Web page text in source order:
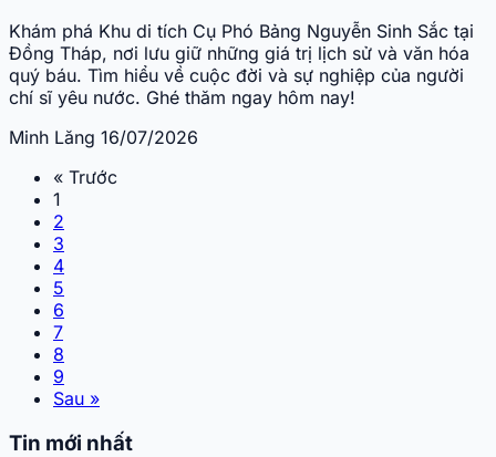
Khám phá Khu di tích Cụ Phó Bảng Nguyễn Sinh Sắc tại
Đồng Tháp, nơi lưu giữ những giá trị lịch sử và văn hóa
quý báu. Tìm hiểu về cuộc đời và sự nghiệp của người
chí sĩ yêu nước. Ghé thăm ngay hôm nay!
Minh Lăng 16/07/2026
« Trước
1
2
3
4
5
6
7
8
9
Sau »
Tin mới nhất